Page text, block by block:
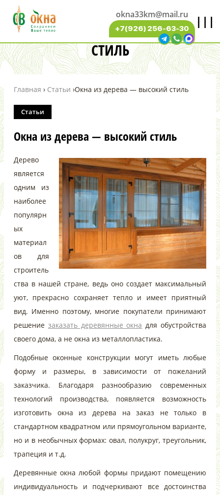
|||
okna33km@mail.ru
+7(926) 256-63-30
ОКНА ИЗ ДЕРЕВА — ВЫСОКИЙ
СТИЛЬ
Главная › Статьи ›Окна из дерева — высокий стиль
Статьи
Окна из дерева — высокий стиль
Дерево
является
одним из
наиболее
популярн
ых
материал
ов для
строитель
ства в нашей стране, ведь оно создает максимальный
уют, прекрасно сохраняет тепло и имеет приятный
вид. Именно поэтому, многие покупатели принимают
решение заказать деревянные окна для обустройства
своего дома, а не окна из металлопластика.
Подобные оконные конструкции могут иметь любые
форму и размеры, в зависимости от пожеланий
заказчика. Благодаря разнообразию современных
технологий производства, появляется возможность
изготовить окна из дерева на заказ не только в
стандартном квадратном или прямоугольном варианте,
но и в необычных формах: овал, полукруг, треугольник,
трапеция и т.д.
Деревянные окна любой формы придают помещению
индивидуальность и подчеркивают все достоинства